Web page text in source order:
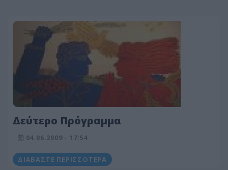
Δεύτερο Πρόγραμμα
04.06.2009 - 17:54
ΔΙΑΒΆΣΤΕ ΠΕΡΙΣΣΌΤΕΡΑ